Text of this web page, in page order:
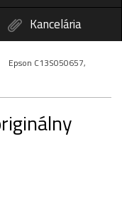
Kancelária
Epson C13S050657,